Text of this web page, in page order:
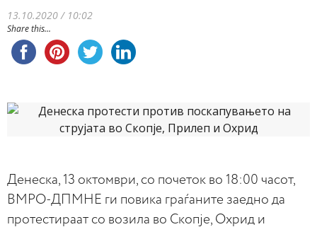
13.10.2020 / 10:02
Share this...
Денеска, 13 октомври, со почеток во 18:00 часот,
ВМРО-ДПМНЕ ги повика граѓаните заедно да
протестираат со возила во Скопје, Охрид и